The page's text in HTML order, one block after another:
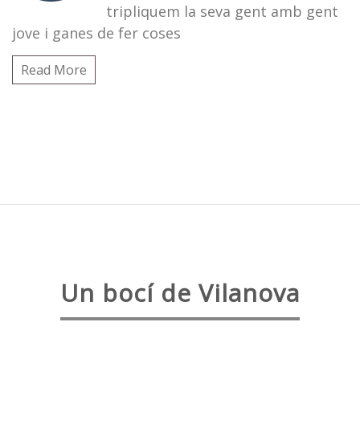
tripliquem la seva gent amb gent
jove i ganes de fer coses
Read More
Un bocí de Vilanova